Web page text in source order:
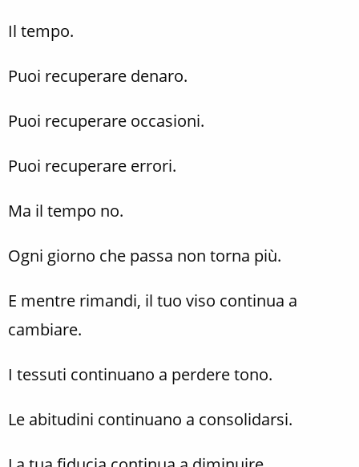
Il tempo.
Puoi recuperare denaro.
Puoi recuperare occasioni.
Puoi recuperare errori.
Ma il tempo no.
Ogni giorno che passa non torna più.
E mentre rimandi, il tuo viso continua a
cambiare.
I tessuti continuano a perdere tono.
Le abitudini continuano a consolidarsi.